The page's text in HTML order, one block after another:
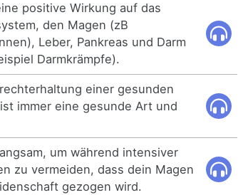
positive Wirkung auf das
den Magen (zB
Leber, Pankreas und Darm
Darmkrämpfe).
einer gesunden
immer eine gesunde Art und
um während intensiver
zu vermeiden, dass dein Magen
gezogen wird.